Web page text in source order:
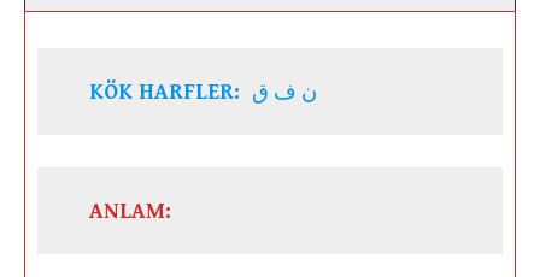
KÖK HARFLER: ن ف ق
ANLAM: